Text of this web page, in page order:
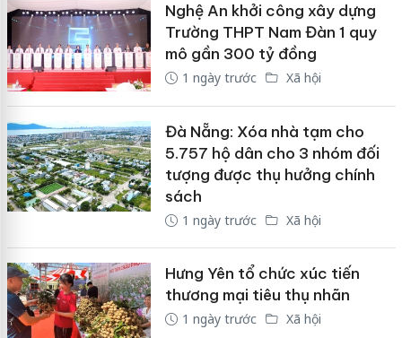
Nghệ An khởi công xây dựng
Trường THPT Nam Đàn 1 quy
mô gần 300 tỷ đồng
1 ngày trước Xã hội
Đà Nẵng: Xóa nhà tạm cho
5.757 hộ dân cho 3 nhóm đối
tượng được thụ hưởng chính
sách
1 ngày trước Xã hội
Hưng Yên tổ chức xúc tiến
thương mại tiêu thụ nhãn
1 ngày trước Xã hội